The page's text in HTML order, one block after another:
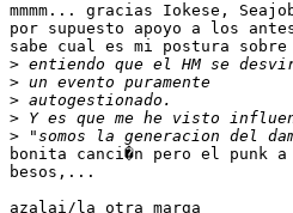
mmmm... gracias Iokese,
por supuesto apoyo a los
sabe cual es mi postura
>
>
>
>
>
bonita canci�n pero el punk
besos,...
azalai/la otra marga